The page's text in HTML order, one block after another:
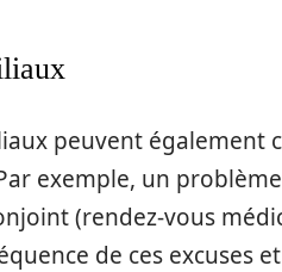
peuvent également
exemple, un
(rendez-vous
de ces excuses